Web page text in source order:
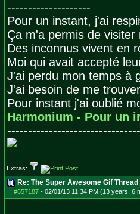
--------------------
Pour un instant, j'ai
Ça m'a permis de visiter
Des inconnus vivent en
Moi qui avait accepté
J'ai perdu mon temps à
J'ai besoin de me
Pour instant j'ai oublié
Harmonium - Pour un
--------------------------------
Extras:
Re: The Super Awesome Gif Thread
#657187- 02/01/13 11:34 PM (13 years, 6